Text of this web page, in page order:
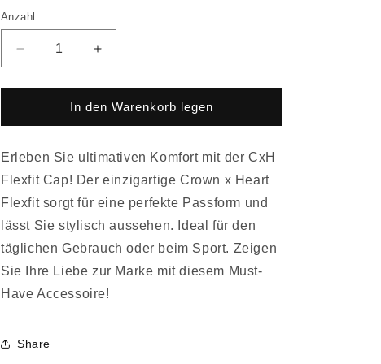
Anzahl
Verringere
die
Menge
CxH
Cap
Erhöhe
die
Menge
für
CxH
Cap
In den Warenkorb legen
Erleben Sie ultimativen Komfort mit derCxH
Flexfit Cap! Der einzigartige Crown x Heart
Flexfit sorgt für eine perfekte Passform und
lässt Sie stylisch aussehen. Ideal für den
täglichen Gebrauch oder beim Sport. Zeigen
Sie Ihre Liebe zur Marke mit diesem Must-
Have Accessoire!
Share